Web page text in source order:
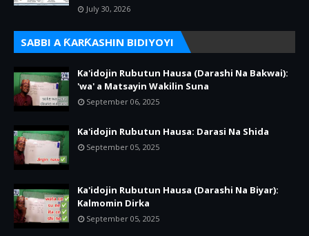
July 30, 2026
SABBI A ƘARƘASHIN BIDIYOYI
Ka'idojin Rubutun Hausa (Darashi Na Bakwai):
'wa' a Matsayin Wakilin Suna
September 06, 2025
Ka'idojin Rubutun Hausa: Darasi Na Shida
September 05, 2025
Ka'idojin Rubutun Hausa (Darashi Na Biyar):
Kalmomin Dirka
September 05, 2025